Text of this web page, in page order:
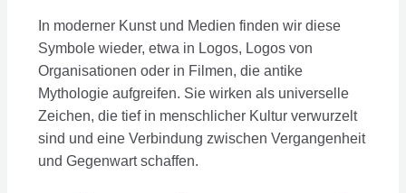
In moderner Kunst und Medien finden wir diese
Symbole wieder, etwa in Logos, Logos von
Organisationen oder in Filmen, die antike
Mythologie aufgreifen. Sie wirken als universelle
Zeichen, die tief in menschlicher Kultur verwurzelt
sind und eine Verbindung zwischen Vergangenheit
und Gegenwart schaffen.